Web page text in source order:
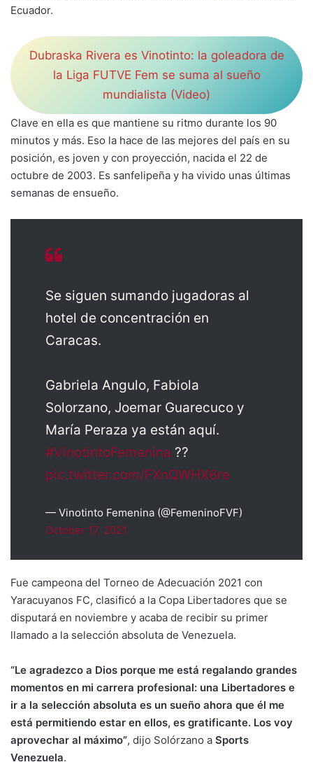
Ecuador.
Dubraska Rivera es Vinotinto: la goleadora de
la Liga FUTVE Fem se suma al sueño
mundialista (Video)
Clave en ella es que mantiene su ritmo durante los 90
minutos y más. Eso la hace de las mejores del país en su
posición, es joven y con proyección, nacida el 22 de
octubre de 2003. Es sanfelipeña y ha vivido unas últimas
semanas de ensueño.
Se siguen sumando jugadoras al
hotel de concentración en
Caracas.
Gabriela Angulo, Fabiola
Solorzano, Joemar Guarecuco y
María Peraza ya están aquí.
#VinotintoFemenina ??
pic.twitter.com/FXnQWHX6re
— Vinotinto Femenina (@FemeninoFVF)
October 17, 2021
Fue campeona del Torneo de Adecuación 2021 con
Yaracuyanos FC, clasificó a la Copa Libertadores que se
disputará en noviembre y acaba de recibir su primer
llamado a la selección absoluta de Venezuela.
“Le agradezco a Dios porque me está regalando grandes
momentos en mi carrera profesional: una Libertadores e
ir a la selección absoluta es un sueño ahora que él me
está permitiendo estar en ellos, es gratificante. Los voy
aprovechar al máximo”, dijo Solórzano a Sports
Venezuela.